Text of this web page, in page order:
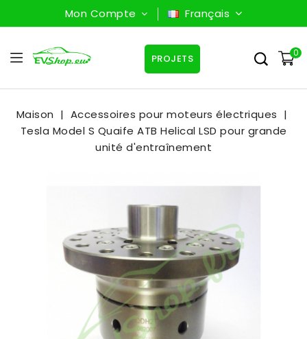
Mon Compte Français
0
PROJETS
Maison
Accessoires pour moteurs électriques
Tesla Model S Quaife ATB Helical LSD pour grande
unité d'entraînement